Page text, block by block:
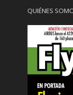
QUIÉNES